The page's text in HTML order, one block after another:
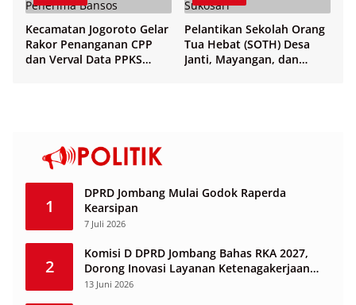
Kecamatan Jogoroto Gelar
Rakor Penanganan CPP
dan Verval Data PPKS
Pelantikan Sekolah Orang
Tua Hebat (SOTH) Desa
Janti, Mayangan, dan
1
DPRD Jombang Mulai Godok Raperda
Kearsipan
7 Juli 2026
2
Komisi D DPRD Jombang Bahas RKA 2027,
Dorong Inovasi Layanan Ketenagakerjaan
Berbasis Desa
13 Juni 2026